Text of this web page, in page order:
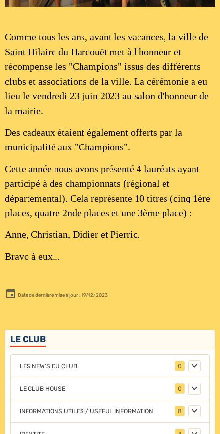
Comme tous les ans, avant les vacances, la ville de
Saint Hilaire du Harcouët met à l'honneur et
récompense les "Champions" issus des différents
clubs et associations de la ville. La cérémonie a eu
lieu le vendredi 23 juin 2023 au salon d'honneur de
la mairie.
Des cadeaux étaient également offerts par la
municipalité aux "Champions".
Cette année nous avons présenté 4 lauréats ayant
participé à des championnats (régional et
départemental). Cela représente 10 titres (cinq 1ère
places, quatre 2nde places et une 3ème place) :
Anne, Christian, Didier et Pierric.
Bravo à eux...
Date de dernière mise à jour : 19/12/2023
LE CLUB
LES NEW'S DU CLUB 0
LE CLUB HOUSE 0
INFORMATIONS UTILES / USEFUL INFORMATION 8